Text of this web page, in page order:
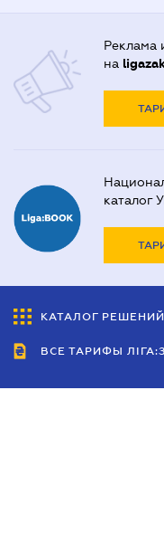
Реклама
на
каталог
КАТАЛОГ РЕШЕНИЙ
ВСЕ ТАРИФЫ